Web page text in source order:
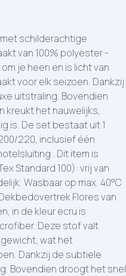
schilderachtige
van 100% polyester -
je heen en is licht van
voor elk seizoen. Dankzij
uitstraling. Bovendien
kreukt het nauwelijks,
is. De set bestaat uit 1
220, inclusief één
. Dit item is
Standard 100): vrij van
Wasbaar op max. 40°C
Flores van
in de kleur ecru is
Deze stof valt
wat het
Dankzij de subtiele
Bovendien droogt het snel